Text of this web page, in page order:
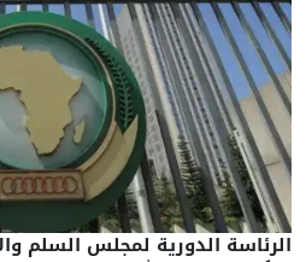
الرئاسة الدورية لمجلس السلم